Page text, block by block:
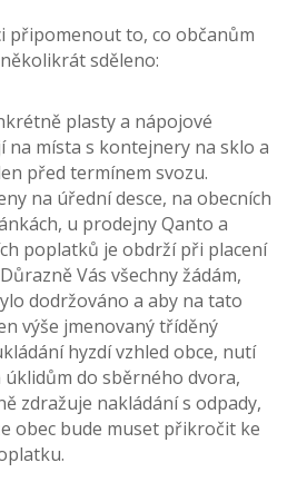
připomenout to, co občanům
sděleno:
plasty a nápojové
na místa s kontejnery na sklo a
před termínem svozu.
na úřední desce, na obecních
u prodejny Qanto a
poplatků je obdrží při placení
Vás všechny žádám,
dodržováno a aby na tato
výše jmenovaný tříděný
hyzdí vzhled obce, nutí
do sběrného dvora,
zdražuje nakládání s odpady,
obec bude muset přikročit ke